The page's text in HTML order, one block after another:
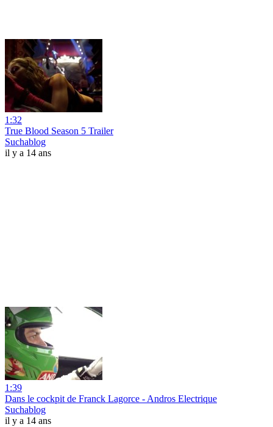
1:32
True Blood Season 5 Trailer
Suchablog
il y a 14 ans
1:39
Dans le cockpit de Franck Lagorce - Andros Electrique
Suchablog
il y a 14 ans